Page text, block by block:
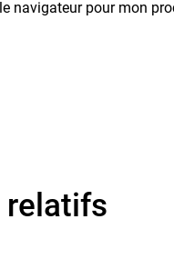
navigateur pour mon